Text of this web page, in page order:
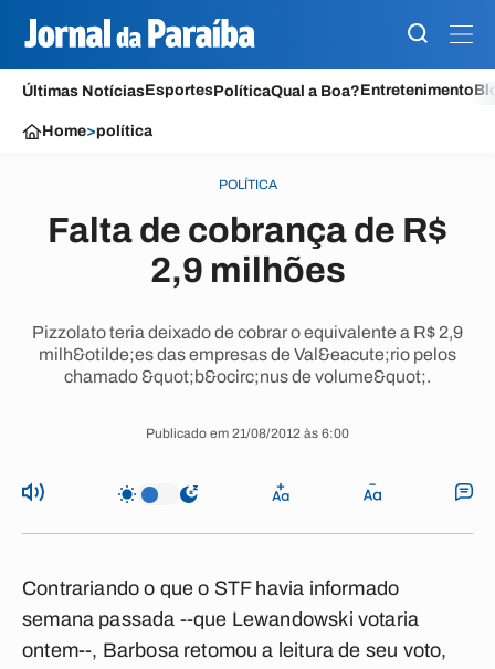
Últimas NotíciasEsportesPolíticaQual a Boa?Entretenimento
Home>política
POLÍTICA
Falta de cobrança de R$
2,9 milhões
Pizzolato teria deixado de cobrar o equivalente a R$ 2,9
milh&otilde;es das empresas de Val&eacute;rio pelos
chamado &quot;b&ocirc;nus de volume&quot;.
Publicado em 21/08/2012 às 6:00
Contrariando o que o STF havia informado
semana passada --que Lewandowski votaria
ontem--, Barbosa retomou a leitura de seu voto,